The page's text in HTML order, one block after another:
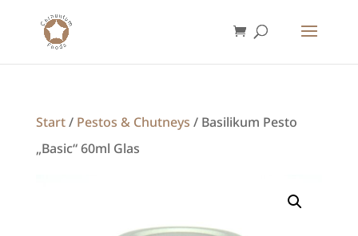
Start/ Pestos & Chutneys / Basilikum Pesto
„Basic“ 60ml Glas